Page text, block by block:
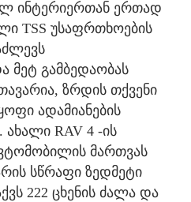
ინტერიერთან ერთად
TSS უსაფრთხოების
მეტ გამბედაობას
ზრდის თქვენი
ადამიანების
RAV 4 -ის
მართვას
სწრაფი ზედმეტი
222 ცხენის ძალა და